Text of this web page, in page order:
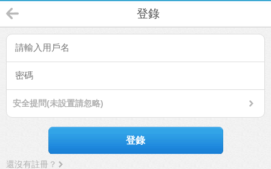
登錄
安全提問(未設置請忽略)
登錄
還沒有註冊？